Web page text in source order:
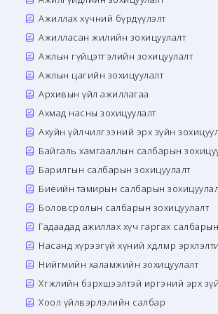
Ажиллах хүчний бүрдүүлэлт
Ажилласан жилийн зохицуулалт
Ажлын гүйцэтгэлийн зохицуулалт
Ажлын цагийн зохицуулалт
Архивын үйл ажиллагаа
Ахмад насны зохицуулалт
Ахуйн үйлчилгээний эрх зүйн
Байгаль хамгааллын салбарын
Барилгын салбарын зохицуулалт
Биеийн тамирын салбарын
Боловсролын салбарын зохицуулалт
Гадаадад ажиллах хүч гаргах
Насанд хүрээгүй хүний хөдөлмөр
Нийгмийн халамжийн зохицуулалт
Хөгжлийн бэрхшээлтэй иргэний эрх
Хоол үйлвэрлэлийн салбар